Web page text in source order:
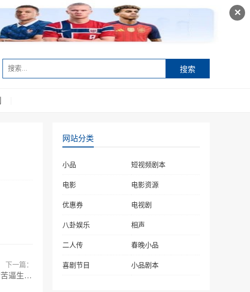
✕
搜索
下一篇：
2019年春晚《那些·年》小沈龙脱口秀吐槽婚后“苦逼生活”争当新好男人
网站分类
小品 短视频剧本
电影 电影资源
优惠券 电视剧
八卦娱乐 相声
二人传 春晚小品
喜剧节目 小品剧本